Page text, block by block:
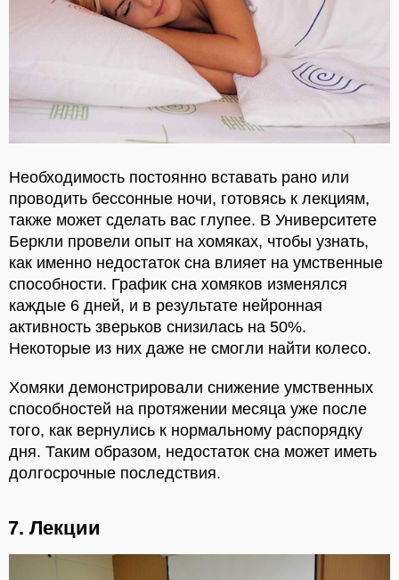
Необходимость постоянно вставать рано или
проводить бессонные ночи, готовясь к лекциям,
также может сделать вас глупее. В Университете
Беркли провели опыт на хомяках, чтобы узнать,
как именно недостаток сна влияет на умственные
способности. График сна хомяков изменялся
каждые 6 дней, и в результате нейронная
активность зверьков снизилась на 50%.
Некоторые из них даже не смогли найти колесо.
Хомяки демонстрировали снижение умственных
способностей на протяжении месяца уже после
того, как вернулись к нормальному распорядку
дня. Таким образом, недостаток сна может иметь
долгосрочные последствия.
7. Лекции